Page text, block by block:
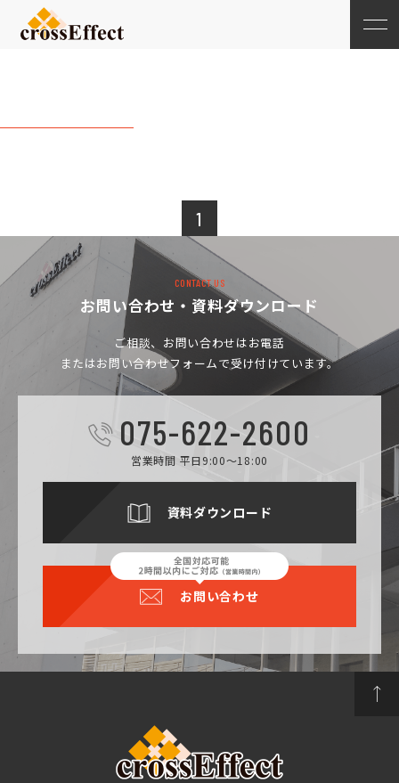
1
CONTACT US
お問い合わせ・資料ダウンロード
ご相談、お問い合わせはお電話
またはお問い合わせフォームで受け付けています。
075-622-2600
営業時間 平日9:00～18:00
資料ダウンロード
お問い合わせ